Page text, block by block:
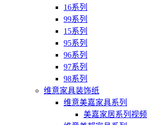
16系列
99系列
15系列
95系列
96系列
97系列
98系列
维意家具装饰纸
维意美嘉家具系列
美嘉家居系列视频